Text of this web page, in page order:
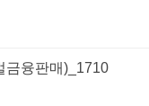
금융판매)_1710